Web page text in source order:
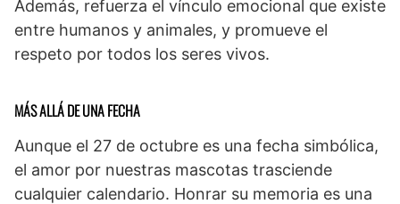
Además, refuerza el vínculo emocional que existe
entre humanos y animales, y promueve el
respeto por todos los seres vivos.
MÁS ALLÁ DE UNA FECHA
Aunque el 27 de octubre es una fecha simbólica,
el amor por nuestras mascotas trasciende
cualquier calendario. Honrar su memoria es una